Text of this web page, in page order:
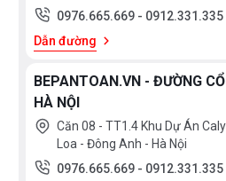
0976.665.669 - 0912.331.335
Dẫn đường
BEPANTOAN.VN - ĐƯỜNG
HÀ NỘI
Căn 08 - TT1.4 Khu Dự Án
Loa - Đông Anh - Hà Nội
0976.665.669 - 0912.331.335